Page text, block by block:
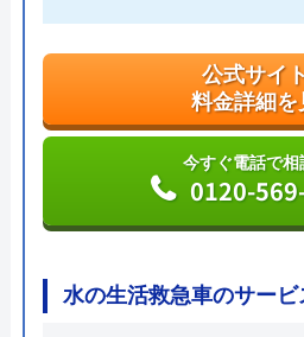
料金詳細を
今すぐ電話で相
0265-35-
公式サイ
料金詳細を
今すぐ電話で相
0120-
水の生活救急車のサービ